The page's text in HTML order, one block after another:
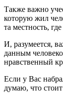
Также важно
которую жил
та местность,
И, разумеется,
данным
нравственный
Если у Вас
думаю, что